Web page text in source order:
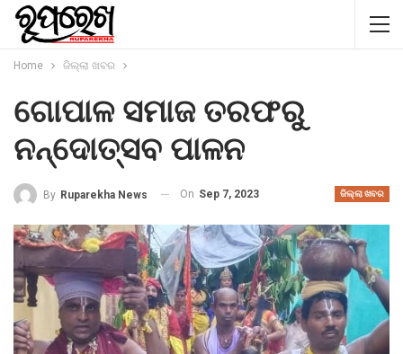
Home ଜିଲ୍ଲା ଖବର
ଗୋପାଳ ସମାଜ ତରଫରୁ
ନନ୍ଦୋତ୍ସବ ପାଳନ
ଜିଲ୍ଲା ଖବର
By Ruparekha News On Sep 7, 2023